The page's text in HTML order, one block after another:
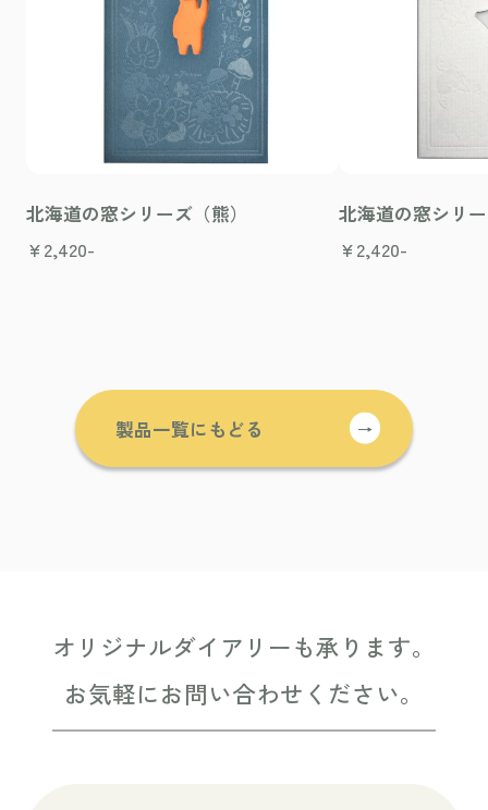
北海道の窓シリーズ（熊）
¥2,420-
北海道の窓シリ
¥2,420-
製品一覧にもどる →
オリジナルダイアリーも承ります。
お気軽にお問い合わせください。